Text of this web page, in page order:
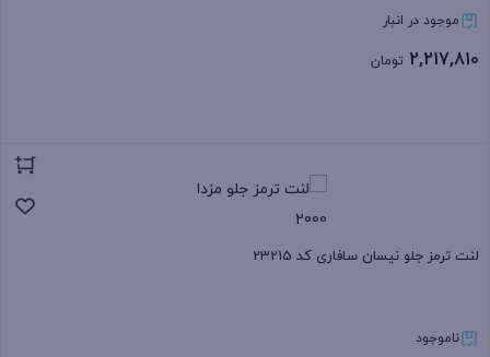
موجود در انبار
2,217,810 تومان
لنت ترمز جلو نیسان سافاری کد 23215
ناموجود